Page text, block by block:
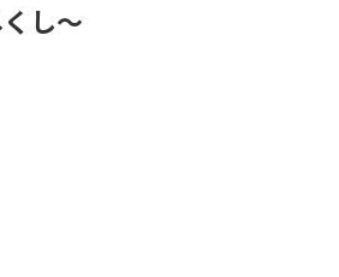
し～